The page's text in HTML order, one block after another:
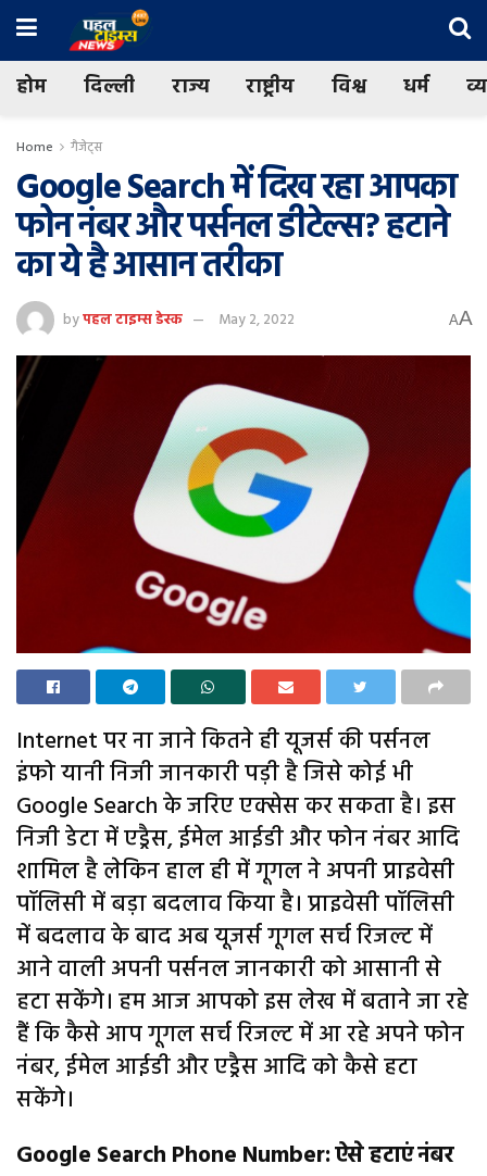
होम दिल्ली राज्य राष्ट्रीय विश्व धर्म
Home गैजेट्स
Google Search में दिख रहा आपका
फोन नंबर और पर्सनल डीटेल्स? हटाने
का ये है आसान तरीका
byपहल टाइम्स डेस्क May 2, 2022 AA
Internet पर ना जाने कितने ही यूजर्स की पर्सनल
इंफो यानी निजी जानकारी पड़ी है जिसे कोई भी
Google Search के जरिए एक्सेस कर सकता है। इस
निजी डेटा में एड्रैस, ईमेल आईडी और फोन नंबर आदि
शामिल है लेकिन हाल ही में गूगल ने अपनी प्राइवेसी
पॉलिसी में बड़ा बदलाव किया है। प्राइवेसी पॉलिसी
में बदलाव के बाद अब यूजर्स गूगल सर्च रिजल्ट में
आने वाली अपनी पर्सनल जानकारी को आसानी से
हटा सकेंगे। हम आज आपको इस लेख में बताने जा रहे
हैं कि कैसे आप गूगल सर्च रिजल्ट में आ रहे अपने फोन
नंबर, ईमेल आईडी और एड्रैस आदि को कैसे हटा
सकेंगे।
Google Search Phone Number: ऐसे हटाएं नंबर